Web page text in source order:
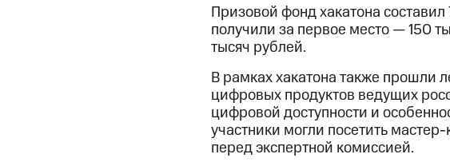
Призовой фонд хакатона
получили за первое место — 150
тысяч рублей.
В рамках хакатона также
цифровых продуктов ведущих
цифровой доступности и
участники могли посетить
перед экспертной комиссией.